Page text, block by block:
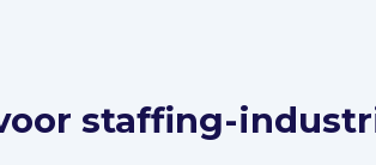
staffing-